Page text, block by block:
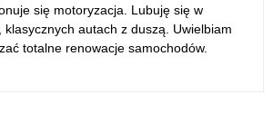
się motoryzacja. Lubuję się w
klasycznych autach z duszą. Uwielbiam
totalne renowacje samochodów.